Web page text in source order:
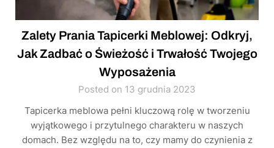
Zalety Prania Tapicerki Meblowej: Odkryj,
Jak Zadbać o Świeżość i Trwałość Twojego
Wyposażenia
Posted on 13 grudnia 2023
Tapicerka meblowa pełni kluczową rolę w tworzeniu
wyjątkowego i przytulnego charakteru w naszych
domach. Bez względu na to, czy mamy do czynienia z